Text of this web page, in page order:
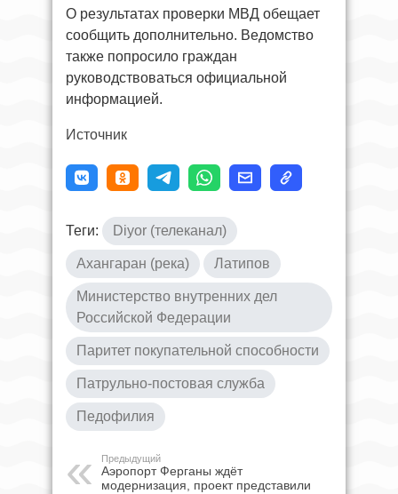
О результатах проверки МВД обещает
сообщить дополнительно. Ведомство
также попросило граждан
руководствоваться официальной
информацией.
Источник
Теги: Diyor (телеканал)
Ахангаран (река) Латипов
Министерство внутренних дел
Российской Федерации
Паритет покупательной способности
Патрульно-постовая служба
Педофилия
Предыдущий
Аэропорт Ферганы ждёт
модернизация, проект представили